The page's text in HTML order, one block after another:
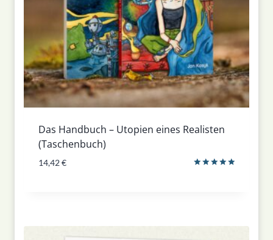
Das Handbuch – Utopien eines Realisten
(Taschenbuch)
14,42€